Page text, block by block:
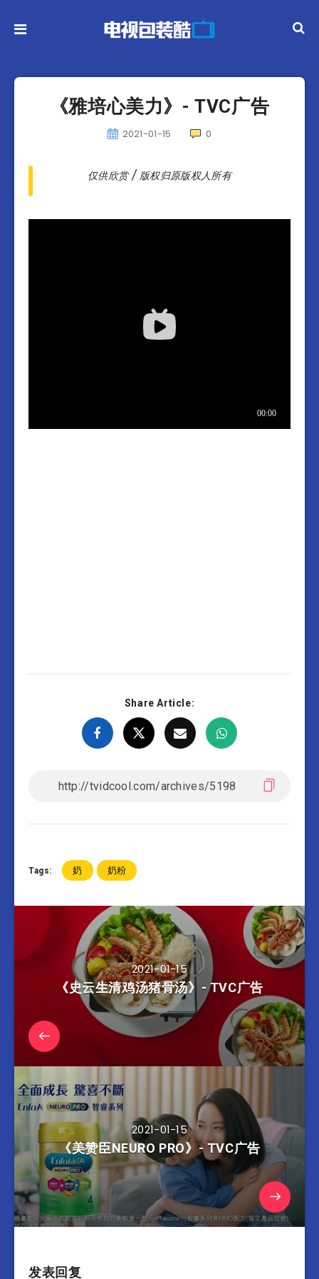
《雅培心美力》- TVC广告
2021-01-15 0
仅供欣赏 / 版权归原版权人所有
Share Article:
Tags: 奶 奶粉
2021-01-15
《史云生清鸡汤猪骨汤》- TVC广告
2021-01-15
《美赞臣NEURO PRO》- TVC广告
发表回复